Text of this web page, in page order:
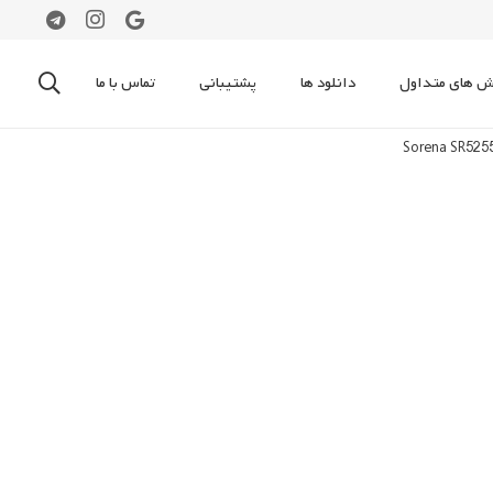
های متداول دانلود ها پشتیبانی تماس با ما
Sorena